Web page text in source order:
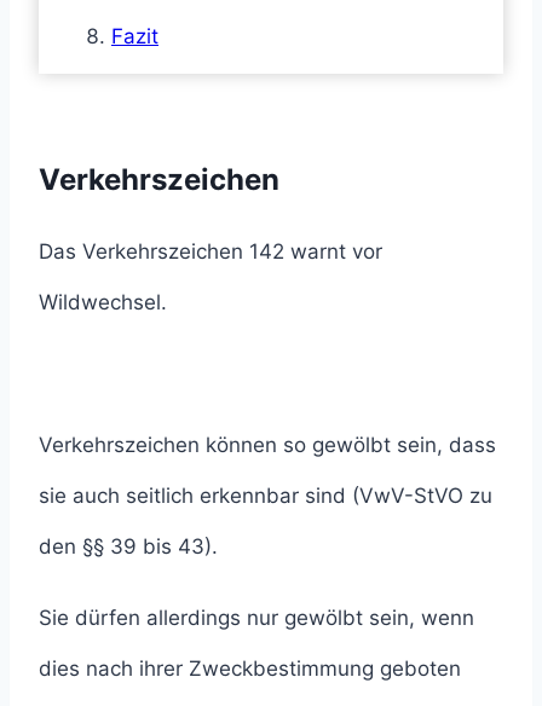
Fazit
Verkehrszeichen
Das Verkehrszeichen 142 warnt vor
Wildwechsel.
Verkehrszeichen können so gewölbt sein, dass
sie auch seitlich erkennbar sind (VwV-StVO zu
den §§ 39 bis 43).
Sie dürfen allerdings nur gewölbt sein, wenn
dies nach ihrer Zweckbestimmung geboten